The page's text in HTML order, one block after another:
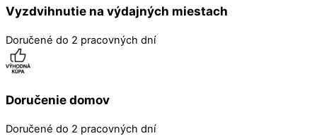
Vyzdvihnutie na výdajných miestach
Doručené do 2 pracovných dní
Doručenie domov
Doručené do 2 pracovných dní